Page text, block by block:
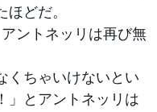
どだ。
ントネッリは再び無
くちゃいけないとい
」とアントネッリは